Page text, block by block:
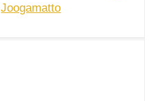
Joogamatto